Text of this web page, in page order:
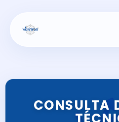
contenido
CONSULTA